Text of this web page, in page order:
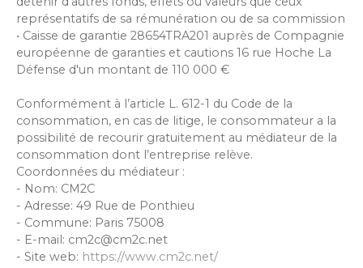
représentatifs de sa rémunération ou de sa commission
• Caisse de garantie 28654TRA201 auprès de Compagnie
européenne de garanties et cautions 16 rue Hoche La
Défense d'un montant de 110 000 €
Conformément à l’article L. 612-1 du Code de la
consommation, en cas de litige, le consommateur a la
possibilité de recourir gratuitement au médiateur de la
consommation dont l’entreprise relève.
Coordonnées du médiateur :
- Nom: CM2C
- Adresse: 49 Rue de Ponthieu
- Commune: Paris 75008
- E-mail: cm2c@cm2c.net
- Site web: https://www.cm2c.net/